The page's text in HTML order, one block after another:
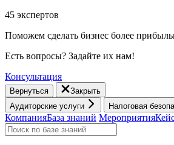
45 экспертов
Поможем сделать бизнес более
Есть вопросы? Задайте их нам!
Консультация
Вернуться
Закрыть
Аудиторские услуги
Налоговая
КомпанияБаза знаний Мероприятия